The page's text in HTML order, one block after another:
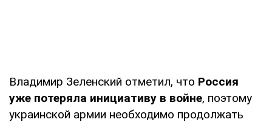
Владимир Зеленский отметил, что Россия
уже потеряла инициативу в войне, поэтому
украинской армии необходимо продолжать